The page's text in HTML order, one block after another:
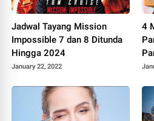
Jadwal Tayang Mission
Impossible 7 dan 8 Ditunda
Hingga 2024
January 22, 2022
4